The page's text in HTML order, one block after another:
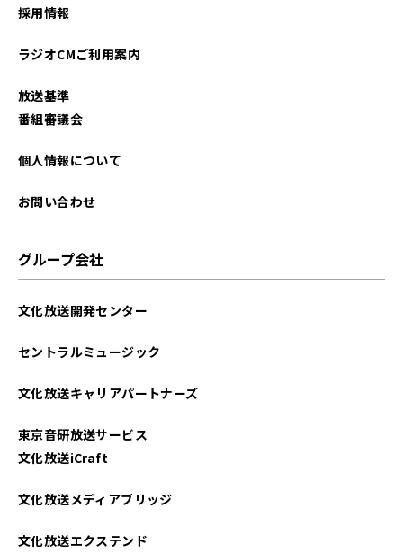
採用情報
ラジオCMご利用案内
放送基準
番組審議会
個人情報について
お問い合わせ
グループ会社
文化放送開発センター
セントラルミュージック
文化放送キャリアパートナーズ
東京音研放送サービス
文化放送iCraft
文化放送メディアブリッジ
文化放送エクステンド